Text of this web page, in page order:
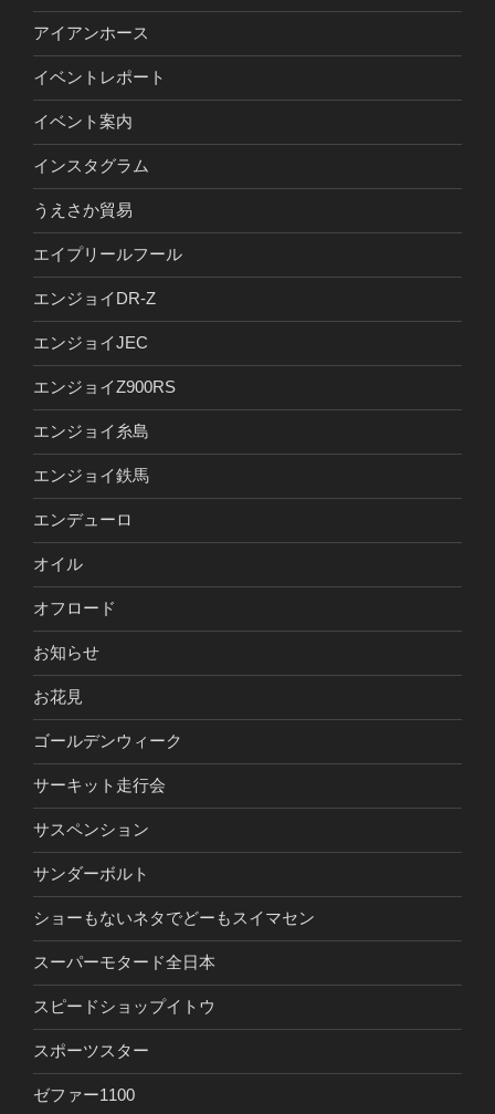
アイアンホース
イベントレポート
イベント案内
インスタグラム
うえさか貿易
エイプリールフール
エンジョイDR-Z
エンジョイJEC
エンジョイZ900RS
エンジョイ糸島
エンジョイ鉄馬
エンデューロ
オイル
オフロード
お知らせ
お花見
ゴールデンウィーク
サーキット走行会
サスペンション
サンダーボルト
ショーもないネタでどーもスイマセン
スーパーモタード全日本
スピードショップイトウ
スポーツスター
ゼファー1100